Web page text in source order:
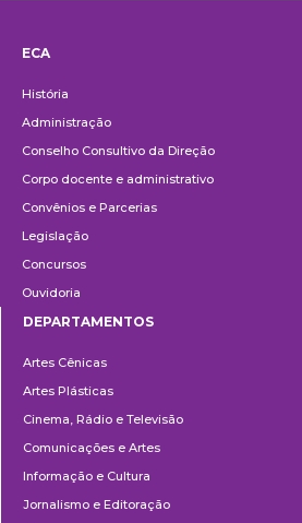
ECA
História
Administração
Conselho Consultivo da Direção
Corpo docente e administrativo
Convênios e Parcerias
Legislação
Concursos
Ouvidoria
DEPARTAMENTOS
Artes Cênicas
Artes Plásticas
Cinema, Rádio e Televisão
Comunicações e Artes
Informação e Cultura
Jornalismo e Editoração